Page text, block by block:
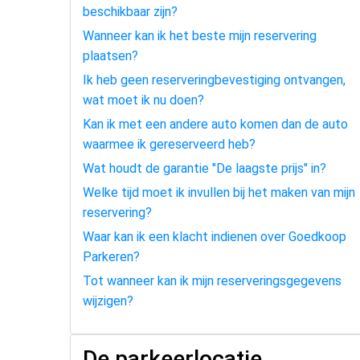
beschikbaar zijn?
Wanneer kan ik het beste mijn reservering
plaatsen?
Ik heb geen reserveringbevestiging ontvangen,
wat moet ik nu doen?
Kan ik met een andere auto komen dan de auto
waarmee ik gereserveerd heb?
Wat houdt de garantie "De laagste prijs" in?
Welke tijd moet ik invullen bij het maken van mijn
reservering?
Waar kan ik een klacht indienen over Goedkoop
Parkeren?
Tot wanneer kan ik mijn reserveringsgegevens
wijzigen?